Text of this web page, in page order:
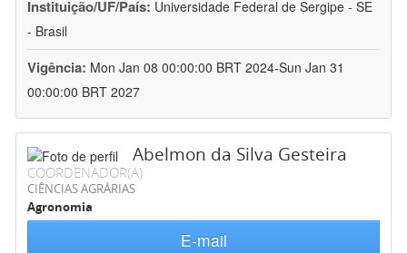
Instituição/UF/País: Universidade Federal de Sergipe - SE
- Brasil
Vigência: Mon Jan 08 00:00:00 BRT 2024-Sun Jan 31
00:00:00 BRT 2027
Abelmon da Silva Gesteira
COORDENADOR(A)
CIÊNCIAS AGRÁRIAS
Agronomia
E-mail